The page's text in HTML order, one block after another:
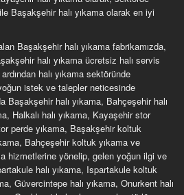
Başakşehir halı yıkama olarak en iyi
Başakşehir halı yıkama fabrikamızda,
halı yıkama ücretsiz halı servis
halı yıkama sektöründe
istek ve talepler neticesinde
Başakşehir halı yıkama, Bahçeşehir halı
Halkalı halı yıkama, Kayaşehir stor
perde yıkama, Başakşehir koltuk
Bahçeşehir koltuk yıkama ve
hizmetlerine yönelip, gelen yoğun ilgi ve
halı yıkama, Ispartakule koltuk
Güvercintepe halı yıkama, Onurkent halı